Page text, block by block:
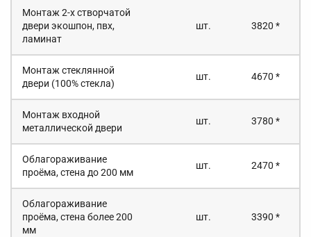
Монтаж 2-х створчатой
двери экошпон, пвх,
ламинат
шт. 3820 *
Монтаж стеклянной
двери (100% стекла)
шт. 4670 *
Монтаж входной
металлической двери
шт. 3780 *
Облагораживание
проёма, стена до 200 мм
шт. 2470 *
Облагораживание
проёма, стена более 200
мм
шт. 3390 *